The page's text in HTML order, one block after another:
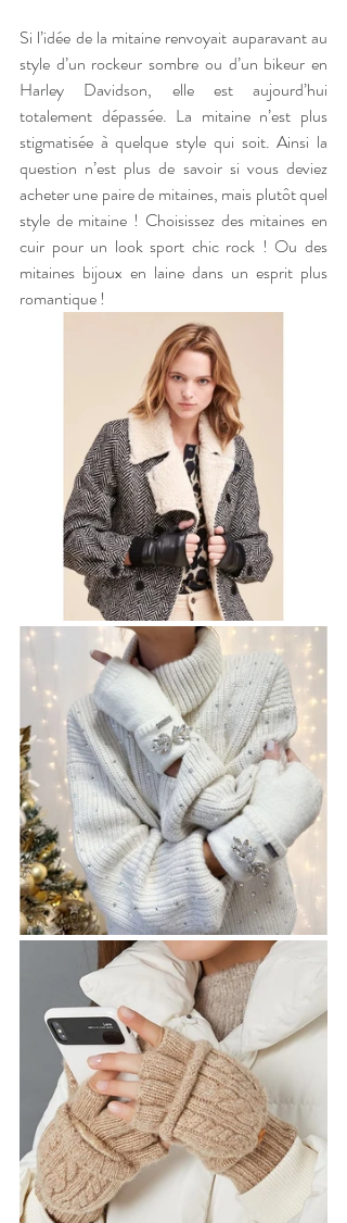
Si l’idée de la mitaine renvoyait auparavant au
style d’un rockeur sombre ou d’un bikeur en
Harley Davidson, elle est aujourd’hui
totalement dépassée. La mitaine n’est plus
stigmatisée à quelque style qui soit. Ainsi la
question n’est plus de savoir si vous deviez
acheter une paire de mitaines, mais plutôt quel
style de mitaine ! Choisissez des mitaines en
cuir pour un look sport chic rock ! Ou des
mitaines bijoux en laine dans un esprit plus
romantique !